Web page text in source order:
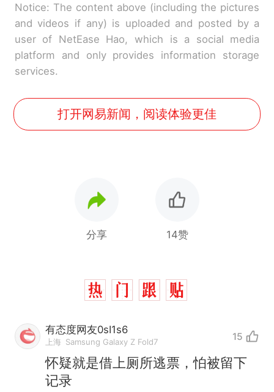
Notice: The content above (including the pictures
and videos if any) is uploaded and posted by a
user of NetEase Hao, which is a social media
platform and only provides information storage
services.
打开网易新闻，阅读体验更佳
分享 14赞
有态度网友0sI1s6
上海 Samsung Galaxy Z Fold7 15
怀疑就是借上厕所逃票，怕被留下
记录